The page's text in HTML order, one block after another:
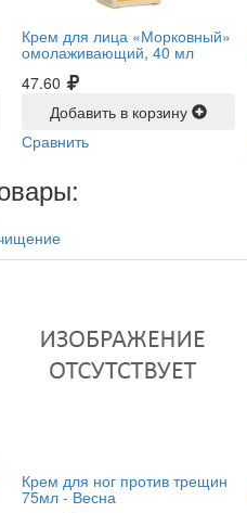
Крем для лица «Морковный»
омолаживающий, 40 мл
47.60
Добавить в корзину
Сравнить
Крем для ног против трещин
75мл -Весна